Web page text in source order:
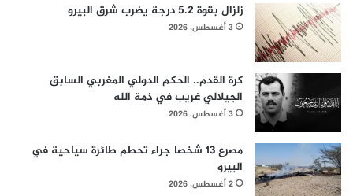
زلزال بقوة 5.2 درجة يضرب شرق البيرو
3 أغسطس، 2026
كرة القدم.. الحكم الدولي المغربي السابق
الجيلالي غريب في ذمة الله
3 أغسطس، 2026
مصرع 13 شخصا جراء تحطم طائرة سياحية في
البيرو
2 أغسطس، 2026